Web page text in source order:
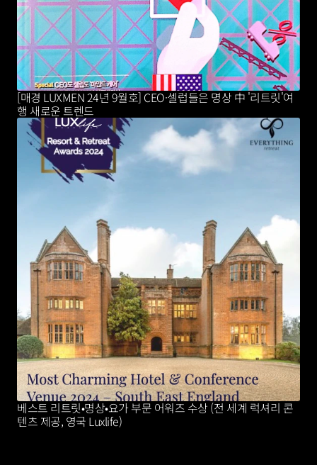
[매경 LUXMEN 24년 9월호] CEO·셀럽들은 명상 中 '리트릿'여
행 새로운 트렌드
베스트 리트릿•명상•요가 부문 어워즈 수상 (전 세계 럭셔리 콘
텐츠 제공, 영국 Luxlife)